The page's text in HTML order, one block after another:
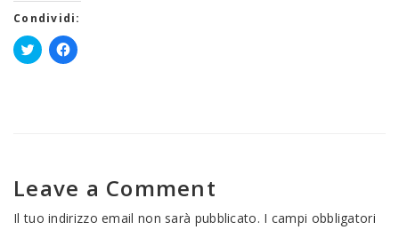
Condividi:
Fai
nuova
finestra)
Fai
finestra)
Leave a Comment
Il tuo indirizzo email non sarà pubblicato. I campi obbligatori